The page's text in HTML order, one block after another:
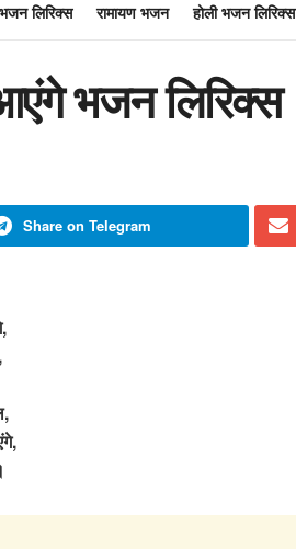
लिरिक्स रामायण भजन होली भजन लिरिक्स
भजन लिरिक्स
Share on Telegram